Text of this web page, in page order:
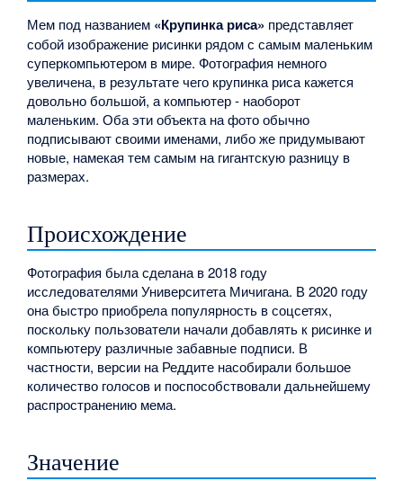
Мем под названием «Крупинка риса» представляет
собой изображение рисинки рядом с самым маленьким
суперкомпьютером в мире. Фотография немного
увеличена, в результате чего крупинка риса кажется
довольно большой, а компьютер - наоборот
маленьким. Оба эти объекта на фото обычно
подписывают своими именами, либо же придумывают
новые, намекая тем самым на гигантскую разницу в
размерах.
Происхождение
Фотография была сделана в 2018 году
исследователями Университета Мичигана. В 2020 году
она быстро приобрела популярность в соцсетях,
поскольку пользователи начали добавлять к рисинке и
компьютеру различные забавные подписи. В
частности, версии на Реддите насобирали большое
количество голосов и поспособствовали дальнейшему
распространению мема.
Значение